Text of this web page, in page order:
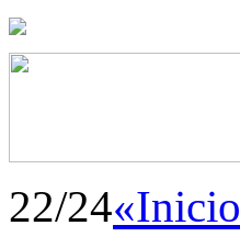
22/24«Inicio